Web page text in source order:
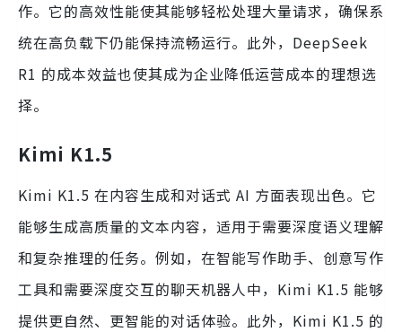
作。它的高效性能使其能够轻松处理大量请求，确保系
统在高负载下仍能保持流畅运行。此外，DeepSeek
R1 的成本效益也使其成为企业降低运营成本的理想选
择。
Kimi K1.5
Kimi K1.5 在内容生成和对话式 AI 方面表现出色。它
能够生成高质量的文本内容，适用于需要深度语义理解
和复杂推理的任务。例如，在智能写作助手、创意写作
工具和需要深度交互的聊天机器人中，Kimi K1.5 能够
提供更自然、更智能的对话体验。此外，Kimi K1.5 的